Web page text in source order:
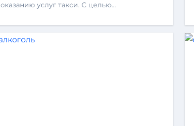
оказанию услуг такси. С целью…